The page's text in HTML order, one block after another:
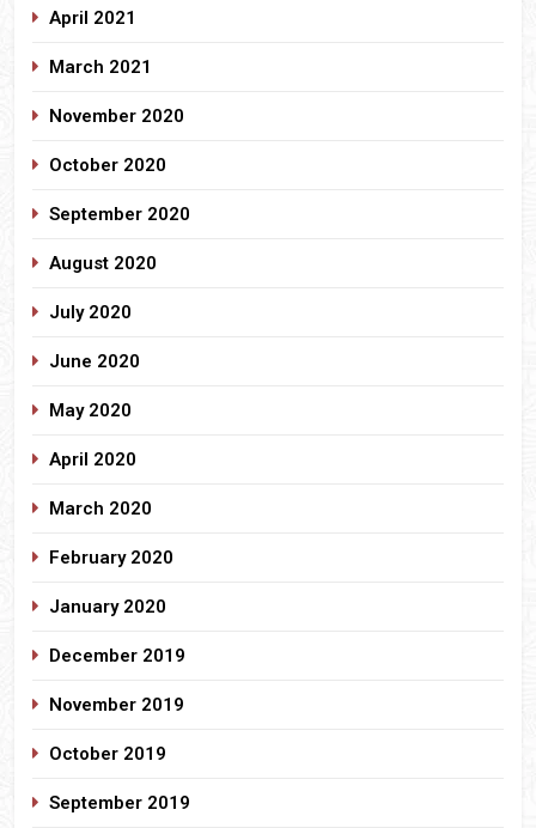
April 2021
March 2021
November 2020
October 2020
September 2020
August 2020
July 2020
June 2020
May 2020
April 2020
March 2020
February 2020
January 2020
December 2019
November 2019
October 2019
September 2019